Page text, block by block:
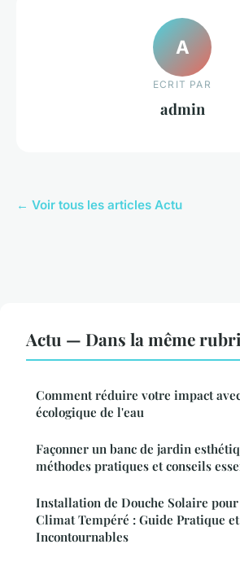
A
ECRIT PAR
admin
← Voir tous les articles Actu
Actu — Dans la même
Comment réduire votre impact
écologique de l'eau
Façonner un banc de jardin
méthodes pratiques et conseils
Installation de Douche Solaire
Climat Tempéré : Guide Pratique
Incontournables